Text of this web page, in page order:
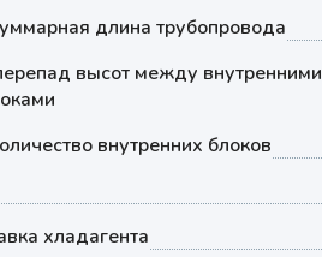
длина трубопровода
высот между внутренними
внутренних блоков
хладагента